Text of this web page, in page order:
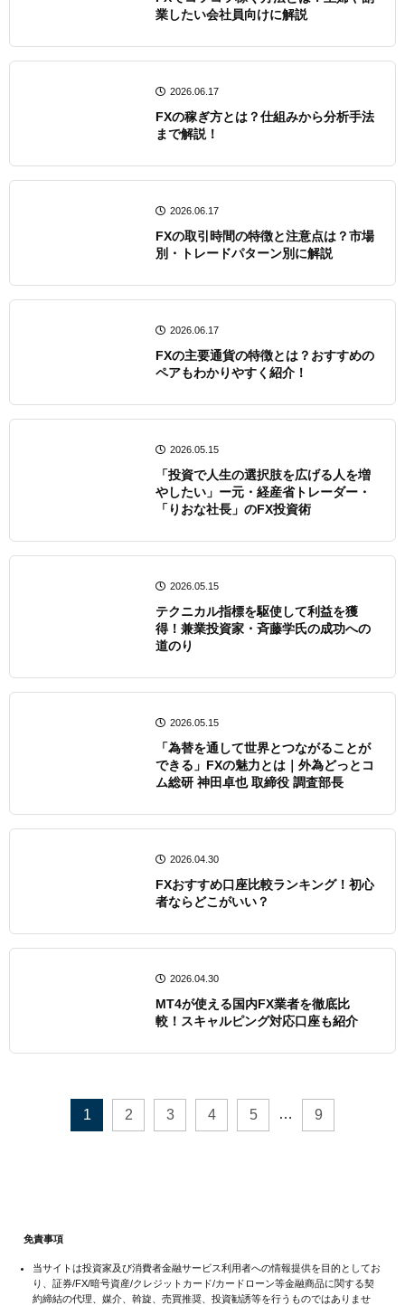
業したい会社員向けに解説
2026.06.17
FXの稼ぎ方とは？仕組みから分析手法
まで解説！
2026.06.17
FXの取引時間の特徴と注意点は？市場
別・トレードパターン別に解説
2026.06.17
FXの主要通貨の特徴とは？おすすめの
ペアもわかりやすく紹介！
2026.05.15
「投資で人生の選択肢を広げる人を増
やしたい」ー元・経産省トレーダー・
「りおな社長」のFX投資術
2026.05.15
テクニカル指標を駆使して利益を獲
得！兼業投資家・斉藤学氏の成功への
道のり
2026.05.15
「為替を通して世界とつながることが
できる」FXの魅力とは｜外為どっとコ
ム総研 神田卓也 取締役 調査部長
2026.04.30
FXおすすめ口座比較ランキング！初心
者ならどこがいい？
2026.04.30
MT4が使える国内FX業者を徹底比
較！スキャルピング対応口座も紹介
1 2 3 4 5 … 9
免責事項
当サイトは投資家及び消費者金融サービス利用者への情報提供を目的としてお
り、証券/FX/暗号資産/クレジットカード/カードローン等金融商品に関する契
約締結の代理、媒介、斡旋、売買推奨、投資勧誘等を行うものではありませ